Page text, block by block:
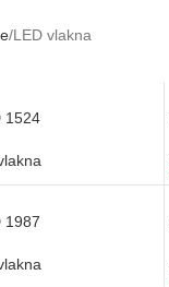
LED vlakna
1524
1987